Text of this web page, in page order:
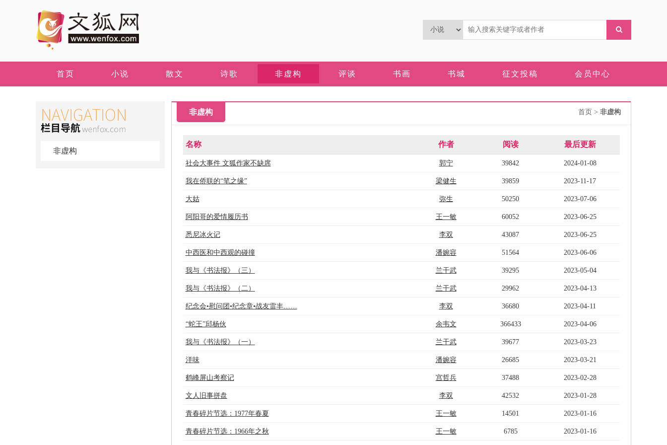
首页 小说 散文 诗歌 非虚构 评谈 书画 书城 征文投稿 会员中心
非虚构
非虚构 首页 > 非虚构
名称 作者 阅读 最后更新
社会大事件 文狐作家不缺席 郭宁 39842 2024-01-08
我在侨联的“笔之缘” 梁健生 39859 2023-11-17
大姑 弥生 50250 2023-07-06
阿阳哥的爱情履历书 王一敏 60052 2023-06-25
悉尼冰火记 李双 43087 2023-06-25
中西医和中西观的碰撞 潘婉容 51564 2023-06-06
我与《书法报》（三） 兰干武 39295 2023-05-04
我与《书法报》（二） 兰干武 29962 2023-04-13
纪念会•慰问团•纪念章•战友雷丰…… 李双 36680 2023-04-11
“蛇王”邱杨伙 余韦文 366433 2023-04-06
我与《书法报》（一） 兰干武 39677 2023-03-23
洋味 潘婉容 26685 2023-03-21
鹤峰屏山考察记 宫哲兵 37488 2023-02-28
文人旧事拼盘 李双 42532 2023-01-28
青春碎片节选：1977年春夏 王一敏 14501 2023-01-16
青春碎片节选：1966年之秋 王一敏 6785 2023-01-16